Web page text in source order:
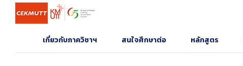
เกี่ยวกับภาควิชาฯ สนใจศึกษาต่อ หลักสูตร